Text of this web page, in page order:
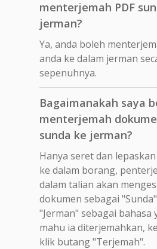
menterjemah PDF
jerman?
Ya, anda boleh
anda ke dalam jerman
sepenuhnya.
Bagaimanakah saya
menterjemah
sunda ke jerman?
Hanya seret dan
ke dalam borang,
dalam talian akan
dokumen sebagai
"Jerman" sebagai bahasa
mahu ia diterjemahkan,
klik butang "Terjemah".